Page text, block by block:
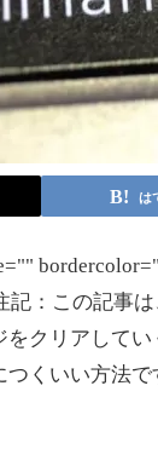
は
：この記事
クリアして
くいい方法